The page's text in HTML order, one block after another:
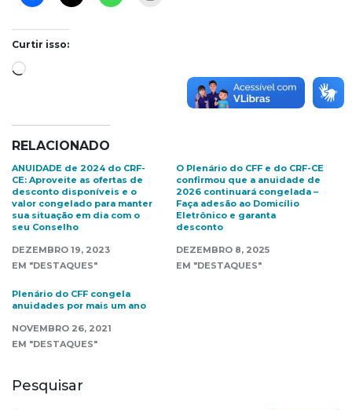
Curtir isso:
Carregando...
RELACIONADO
ANUIDADE de 2024 do CRF-
CE: Aproveite as ofertas de
desconto disponíveis e o
valor congelado para manter
sua situação em dia com o
seu Conselho
DEZEMBRO 19, 2023
EM "DESTAQUES"
O Plenário do CFF e do CRF-CE
confirmou que a anuidade de
2026 continuará congelada –
Faça adesão ao Domicílio
Eletrônico e garanta
desconto
DEZEMBRO 8, 2025
EM "DESTAQUES"
Plenário do CFF congela
anuidades por mais um ano
NOVEMBRO 26, 2021
EM "DESTAQUES"
Pesquisar